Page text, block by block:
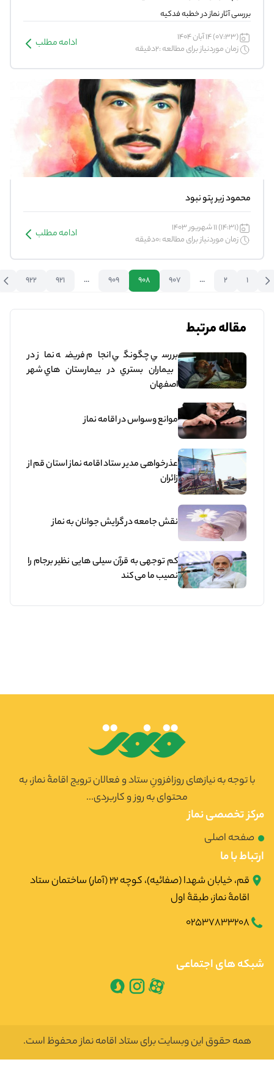
بررسی آثار نماز در خطبه فدکیه
(07:33) 14 آبان 1404
زمان موردنیاز برای مطالعه :2دقیقه
ادامه مطلب
محمود زیر پتو نبود
(14:31) 11 شهریور 1403
زمان موردنیاز برای مطالعه :0دقیقه
ادامه مطلب
2
...
907
908
909
...
921
922
مقاله مرتبط
بررسي چگونگي انجام فريضه نماز در
بيماران بستري در بيمارستان هاي شهر
اصفهان
موانع وسواس در اقامه نماز
عذرخواهی مدیر ستاد اقامه نماز استان قم از
زائران
نقش جامعه در گرایش جوانان به نماز
کم توجهی به قرآن سیلی هایی نظیر برجام را
نصیب ما می کند
با توجه به نیازهای روزافزونِ ستاد و فعالان ترویج اقامۀ نماز، به
محتوای به روز و کاربردی...
مرکز تخصصی نماز
صفحه اصلی
ارتباط با ما
قم، خیابان شهدا (صفائیه)، کوچه ۲۲ (آمار) ساختمان ستاد
اقامۀ نماز، طبقۀ اول
02537833208
شبکه های اجتماعی
همه حقوق این وبسایت برای ستاد اقامه نماز محفوظ است.